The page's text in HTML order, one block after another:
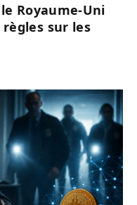
Royaume-Uni
sur les